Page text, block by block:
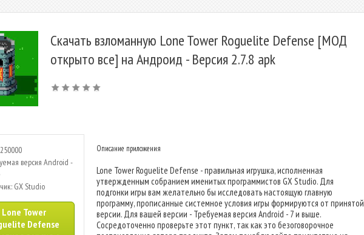
Скачать взломанную Lone Tower Roguelite Defense [МОД
открыто все] на Андроид - Версия 2.7.8 apk
версия Android -
GX Studio
Lone Tower
Defense
Описание приложения
Lone Tower Roguelite Defense - правильная игрушка, исполненная
утвержденным собранием именитых программистов GX Studio. Для
подгонки игры вам желательно бы исследовать настоящую главную
программу, прописанные системное условия игры формируются от принятой
версии. Для вашей версии - Требуемая версия Android - 7 и выше.
Сосредоточенно проверьте этот пункт, так как это безоговорочное